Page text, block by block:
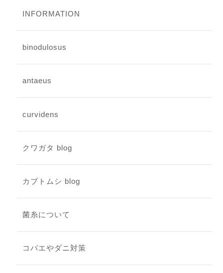
INFORMATION
binodulosus
antaeus
curvidens
クワガタ blog
カブトムシ blog
菌糸について
コバエやダニ対策